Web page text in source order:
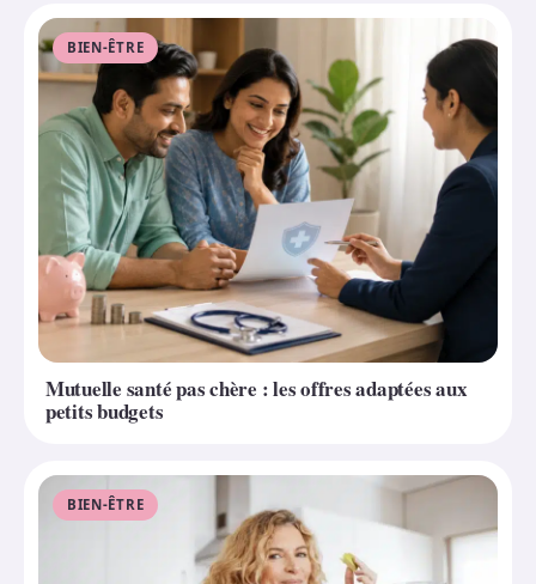
BIEN-ÊTRE
Mutuelle santé pas chère : les offres adaptées aux
petits budgets
BIEN-ÊTRE